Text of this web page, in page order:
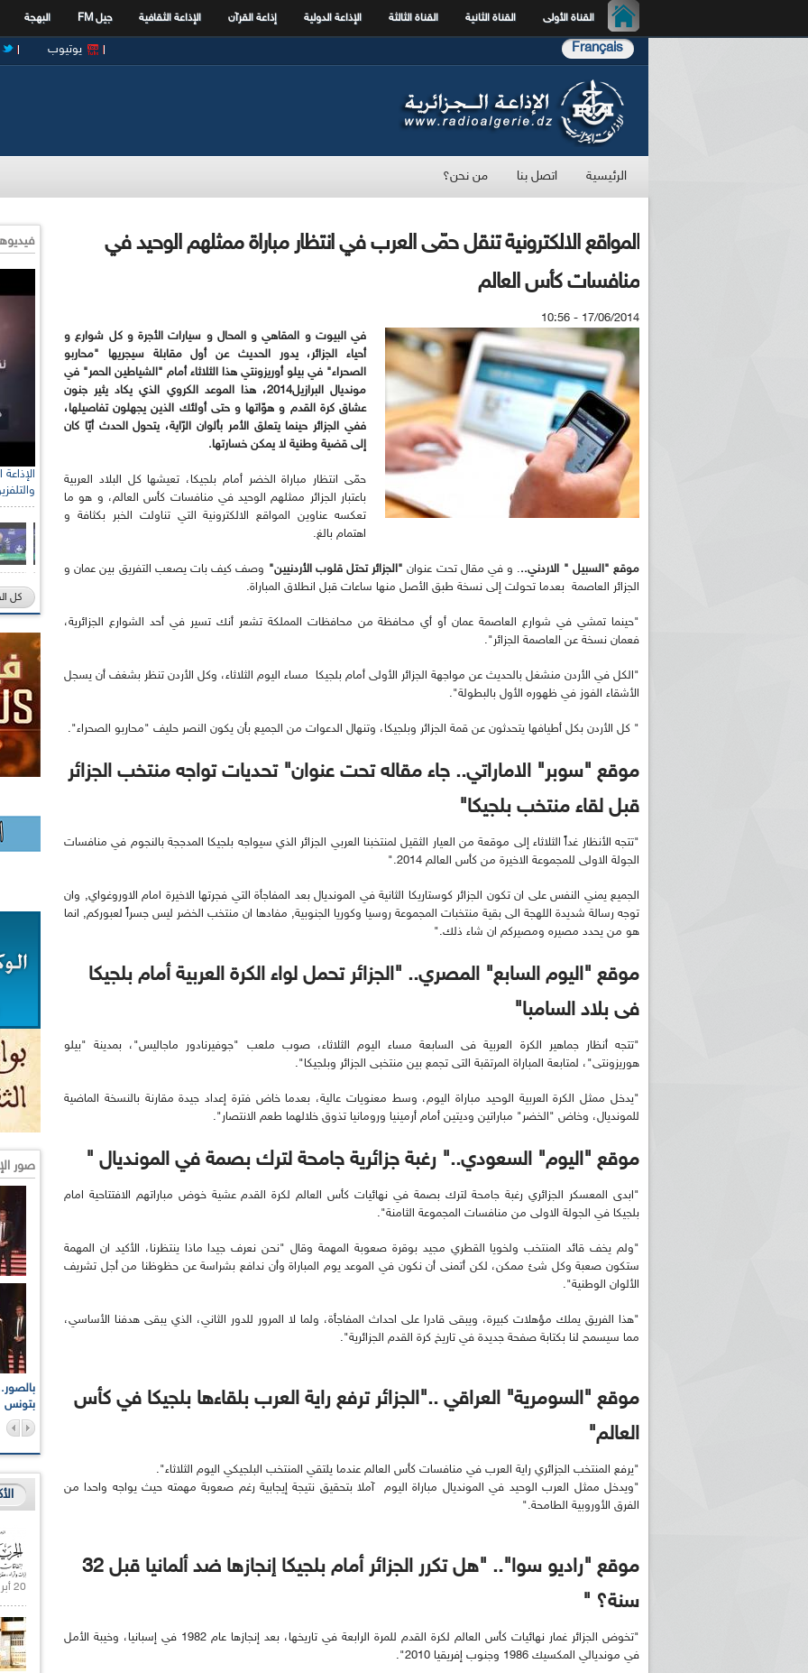
القناة الأولى القناة الثانية القناة الثالثة الإذاعة الدولية إذاعة القرآن الإذاعة الثقافية جيل FM البهجة
Français يوتيوب
الرئيسية اتصل بنا من نحن؟
المواقع الالكترونية تنقل حمّى العرب في انتظار مباراة ممثلهم الوحيد في
منافسات كأس العالم
17/06/2014 - 10:56
في البيوت و المقاهي و المحال و سيارات الأجرة و كل شوارع و
أحياء الجزائر، يدور الحديث عن أول مقابلة سيجريها "محاربو
الصحراء" في بيلو أوريزونتي هذا الثلاثاء أمام "الشياطين الحمر" في
مونديال البرازيل2014، هذا الموعد الكروي الذي يكاد يثير جنون
عشاق كرة القدم و هوّاتها و حتى أولئك الذين يجهلون تفاصيلها،
ففي الجزائر حينما يتعلق الأمر بألوان الرّاية، يتحول الحدث أيّا كان
إلى قضية وطنية لا يمكن خسارتها.
حمّى انتظار مباراة الخضر أمام بلجيكا، تعيشها كل البلاد العربية
باعتبار الجزائر ممثلهم الوحيد في منافسات كأس العالم، و هو ما
تعكسه عناوين المواقع الالكترونية التي تناولت الخبر بكثافة و
اهتمام بالغ.
موقع "السبيل " الاردني... و في مقال تحت عنوان "الجزائر تحتل قلوب الأردنيين" وصف كيف بات يصعب التفريق بين عمان و
الجزائر العاصمة بعدما تحولت إلى نسخة طبق الأصل منها ساعات قبل انطلاق المباراة.
"حينما تمشي في شوارع العاصمة عمان أو أي محافظة من محافظات المملكة تشعر أنك تسير في أحد الشوارع الجزائرية،
فعمان نسخة عن العاصمة الجزائر".
"الكل في الأردن منشغل بالحديث عن مواجهة الجزائر الأولى أمام بلجيكا مساء اليوم الثلاثاء، وكل الأردن تنظر بشغف أن يسجل
الأشقاء الفوز في ظهوره الأول بالبطولة".
" كل الأردن بكل أطيافها يتحدثون عن قمة الجزائر وبلجيكا، وتنهال الدعوات من الجميع بأن يكون النصر حليف "محاربو الصحراء".
موقع "سوبر" الاماراتي.. جاء مقاله تحت عنوان" تحديات تواجه منتخب الجزائر
قبل لقاء منتخب بلجيكا"
"تتجه الأنظار غداً الثلاثاء إلى موقعة من العيار الثقيل لمنتخبنا العربي الجزائر الذي سيواجه بلجيكا المدججة بالنجوم في منافسات
الجولة الاولى للمجموعة الاخيرة من كأس العالم 2014."
الجميع يمني النفس على ان تكون الجزائر كوستاريكا الثانية في المونديال بعد المفاجأة التي فجرتها الاخيرة امام الاوروغواي, وان
توجه رسالة شديدة اللهجة الى بقية منتخبات المجموعة روسيا وكوريا الجنوبية, مفادها ان منتخب الخضر ليس جسراً لعبوركم, انما
هو من يحدد مصيره ومصيركم ان شاء ذلك."
موقع "اليوم السابع" المصري.. "الجزائر تحمل لواء الكرة العربية أمام بلجيكا
فى بلاد السامبا"
"تتجه أنظار جماهير الكرة العربية فى السابعة مساء اليوم الثلاثاء، صوب ملعب "جوفيرنادور ماجاليس"، بمدينة "بيلو
هوريزونتى"، لمتابعة المباراة المرتقبة التى تجمع بين منتخبى الجزائر وبلجيكا".
"يدخل ممثل الكرة العربية الوحيد مباراة اليوم، وسط معنويات عالية، بعدما خاض فترة إعداد جيدة مقارنة بالنسخة الماضية
للمونديال، وخاض "الخضر" مباراتين وديتين أمام أرمينيا ورومانيا تذوق خلالهما طعم الانتصار".
موقع "اليوم" السعودي.." رغبة جزائرية جامحة لترك بصمة في المونديال "
"ابدى المعسكر الجزائري رغبة جامحة لترك بصمة في نهائيات كأس العالم لكرة القدم عشية خوض مباراتهم الافتتاحية امام
بلجيكا في الجولة الاولى من منافسات المجموعة الثامنة".
"ولم يخف قائد المنتخب ولخويا القطري مجيد بوقرة صعوبة المهمة وقال "نحن نعرف جيدا ماذا ينتظرنا، الأكيد ان المهمة
ستكون صعبة وكل شئ ممكن، لكن أتمنى أن نكون في الموعد يوم المباراة وأن ندافع بشراسة عن حظوظنا من أجل تشريف
الألوان الوطنية".
"هذا الفريق يملك مؤهلات كبيرة، ويبقى قادرا على احداث المفاجأة، ولما لا المرور للدور الثاني، الذي يبقى هدفنا الأساسي،
مما سيسمح لنا بكتابة صفحة جديدة في تاريخ كرة القدم الجزائرية".
موقع "السومرية" العراقي .."الجزائر ترفع راية العرب بلقاءها بلجيكا في كأس
العالم"
"يرفع المنتخب الجزائري راية العرب في منافسات كأس العالم عندما يلتقي المنتخب البلجيكي اليوم الثلاثاء".
"ويدخل ممثل العرب الوحيد في المونديال مباراة اليوم آملا بتحقيق نتيجة إيجابية رغم صعوبة مهمته حيث يواجه واحدا من
الفرق الأوروبية الطامحة."
موقع "راديو سوا".. "هل تكرر الجزائر أمام بلجيكا إنجازها ضد ألمانيا قبل 32
سنة؟ "
"تخوض الجزائر غمار نهائيات كأس العالم لكرة القدم للمرة الرابعة في تاريخها، بعد إنجازها عام 1982 في إسبانيا، وخيبة الأمل
في مونديالي المكسيك 1986 وجنوب إفريقيا 2010".
رئيس
كل
صور
بتونس
الإذاعة الجزائرية تقف دقيقة صمت ترحما على أرواح شهداء
17 أكتوبر 1961
بالصور... اللقاء الوطني لمديري الإذاعات الوطنية والجهوية
حول مرافقة وتغطية الإنتخابات المحلية لـ27 نوفمبر 2021
الإذاعة الجزائرية للرياضيين البارالمبيين المتوجين
20 أبريل 2021 |